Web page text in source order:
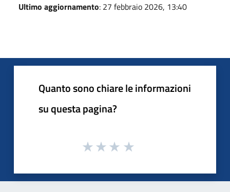
Ultimo aggiornamento: 27 febbraio 2026, 13:40
Quanto sono chiare le informazioni
su questa pagina?